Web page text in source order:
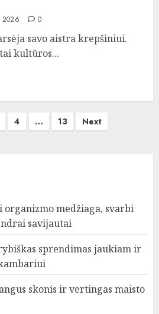
2026 0
savo aistra krepšiniui.
kultūros...
4 … 13 Next
medžiaga, svarbi
savijautai
sprendimas jaukiam ir
skonis ir vertingas maisto